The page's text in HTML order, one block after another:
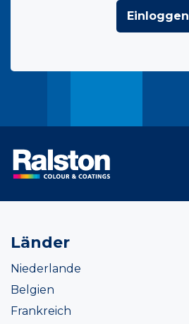
Einloggen
Länder
Niederlande
Belgien
Frankreich